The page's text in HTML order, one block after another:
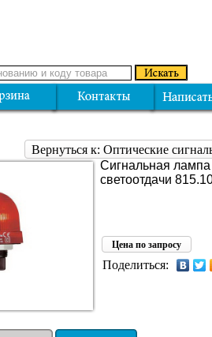
Вернуться к: Оптические
Сигнальная
светоотдачи
Цена по запросу
Поделиться: